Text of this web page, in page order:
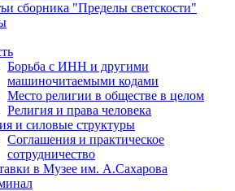
сборника "Пределы светскости"
Борьба с ИНН и другими
машиночитаемыми кодами
Место религии в обществе в целом
Религия и права человека
и силовые структуры
Соглашения и практическое
сотрудничество
в Музее им. А.Сахарова